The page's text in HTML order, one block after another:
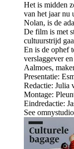
Het is midden
van het jaar nu
Nolan, is de
De film is met
cultuurstrijd
En is de ophef
verslaggever
Aalmoes,
Presentatie:
Redactie: Julia
Montage:
Eindredactie:
See